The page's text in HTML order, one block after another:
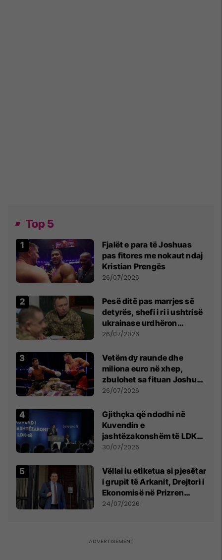
Top 5
Fjalët e para të Joshuas
pas fitores me nokaut ndaj
Kristian Prengës
26/07/2026
Pesë ditë pas marrjes së
detyrës, shefi i ri i ushtrisë
ukrainase urdhëron
kontroll të madh
26/07/2026
Vetëm dy raunde dhe
miliona euro në xhep,
zbulohet sa fituan Joshua
e Prenga
26/07/2026
Gjithçka që ndodhi në
Kuvendin e
jashtëzakonshëm të LDK-
së
30/07/2026
Vëllai iu etiketua si pjesëtar
i grupit të Arkanit, Drejtori i
Ekonomisë në Prizren
mohon pretendimet
24/07/2026